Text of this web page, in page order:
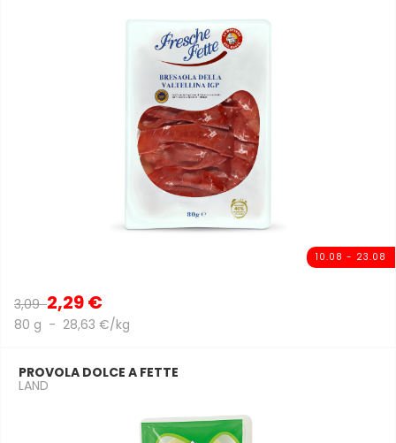
10.08 - 23.08
3,092,29 €
80 g - 28,63 €/kg
PROVOLA DOLCE A FETTE
LAND